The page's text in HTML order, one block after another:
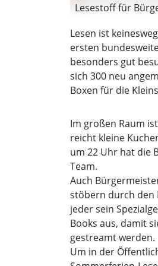
Lesestoff für
Lesen ist
ersten
besonders gut
sich 300 neu
Boxen für die
Im großen Raum
reicht kleine
um 22 Uhr hat die
Team.
Auch
stöbern durch den
jeder sein
Books aus, damit
gestreamt werden.
Um in der